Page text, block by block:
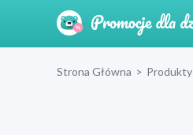
Strona Główna > Produkty